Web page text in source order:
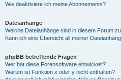
Wie deaktiviere ich meine Abonnements?
Dateianhänge
Welche Dateianhänge sind in diesem Forum
Kann ich eine Übersicht all meiner
phpBB betreffende Fragen
Wer hat diese Forensoftware entwickelt?
Warum ist Funktion x oder y nicht enthalten?